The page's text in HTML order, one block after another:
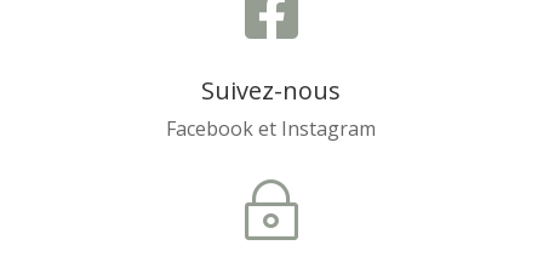
Suivez-nous
Facebook et Instagram
~